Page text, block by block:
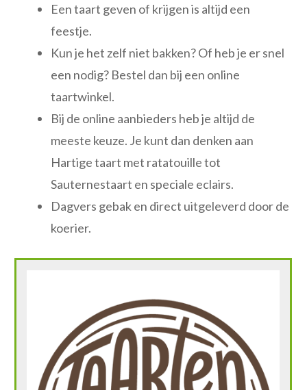
Een taart geven of krijgen is altijd een
feestje.
Kun je het zelf niet bakken? Of heb je er snel
een nodig? Bestel dan bij een online
taartwinkel.
Bij de online aanbieders heb je altijd de
meeste keuze. Je kunt dan denken aan
Hartige taart met ratatouille tot
Sauternestaart en speciale eclairs.
Dagvers gebak en direct uitgeleverd door de
koerier.